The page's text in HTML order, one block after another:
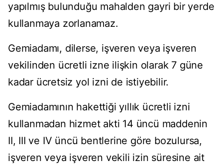
yapılmış bulunduğu mahalden gayri bir yerde
kullanmaya zorlanamaz.
Gemiadamı, dilerse, işveren veya işveren
vekilinden ücretli izne ilişkin olarak 7 güne
kadar ücretsiz yol izni de istiyebilir.
Gemiadamının hakettiği yıllık ücretli izni
kullanmadan hizmet akti 14 üncü maddenin
II, III ve IV üncü bentlerine göre bozulursa,
işveren veya işveren vekili izin süresine ait